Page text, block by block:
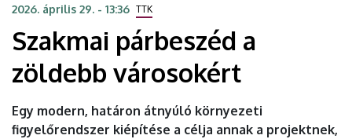
DEBRECENI
EGYETEM
2026. április 29. - 13:36 TTK
Szakmai párbeszéd a
zöldebb városokért
Egy modern, határon átnyúló környezeti
figyelőrendszer kiépítése a célja annak a projektnek,